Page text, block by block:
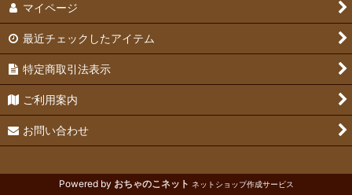
マイページ
最近チェックしたアイテム
特定商取引法表示
ご利用案内
お問い合わせ
Powered by おちゃのこネット ネットショップ作成サービス